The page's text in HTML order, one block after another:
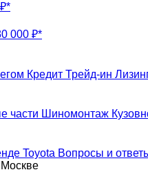
000 ₽*
Кредит Трейд-ин
части Шиномонтаж
Toyota Вопросы и